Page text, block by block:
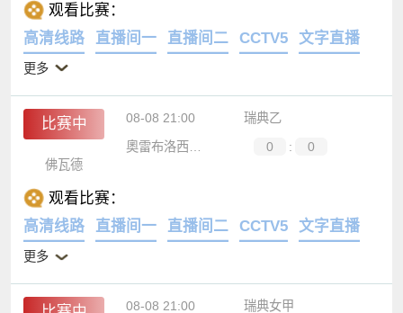
观看比赛：
高清线路
直播间一 直播间二 CCTV5 文字直播
更多
比赛中 08-08 21:00
瑞典乙
0 :
0
佛瓦德
观看比赛：
高清线路
直播间一 直播间二 CCTV5 文字直播
更多
08-08 21:00 瑞典女甲